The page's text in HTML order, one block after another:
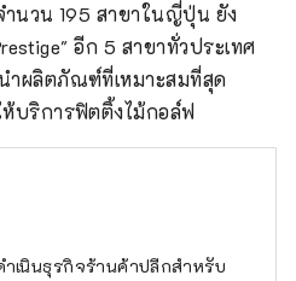
นวน 195 สาขาในญี่ปุ่น ยัง
อีก 5 สาขาทั่วประเทศ
ำผลิตภัณฑ์ที่เหมาะสมที่สุด
บริการฟิตติ้งไม้กอล์ฟ
ำเนินธุรกิจร้านค้าปลีกสำหรับ